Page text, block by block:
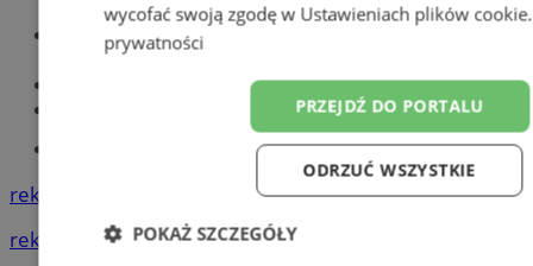
Optyk, okulista
Zabrze
Największy sklep z częściami online!
Książeczka sanepidowska
Tworzenie stron www -Zabrze
reklama
reklama
wycofać swoją zgodę w Ustawieniach plików cookie
prywatności
PRZEJDŹ DO PORTALU
ODRZUĆ WSZYSTKIE
POKAŻ SZCZEGÓŁY